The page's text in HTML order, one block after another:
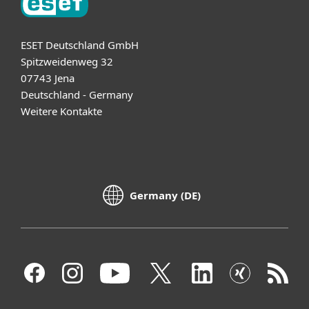
ESET Deutschland GmbH
Spitzweidenweg 32
07743 Jena
Deutschland - Germany
Weitere Kontakte
Germany (DE)